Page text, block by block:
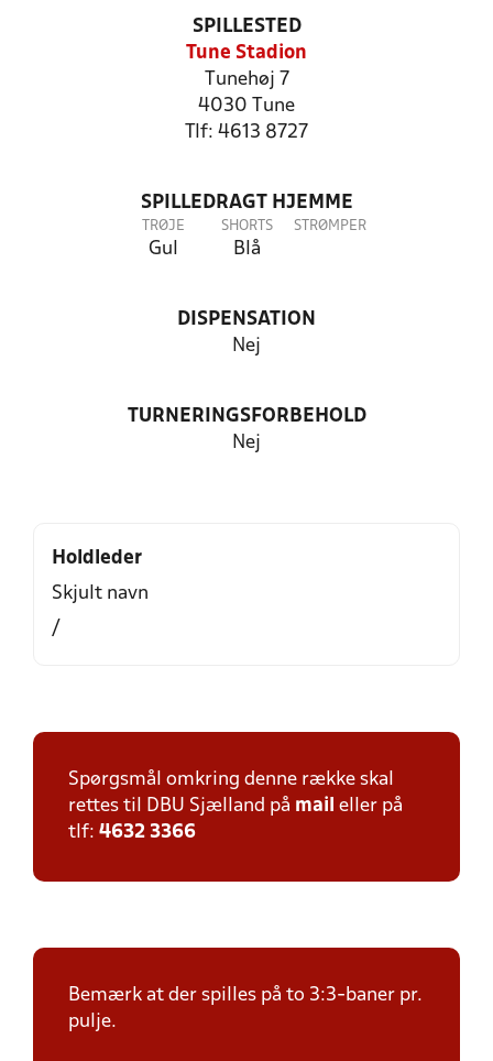
SPILLESTED
Tune Stadion
Tunehøj 7
4030 Tune
Tlf: 4613 8727
SPILLEDRAGT HJEMME
TRØJE
Gul
SHORTS
Blå
STRØMPER
DISPENSATION
Nej
TURNERINGSFORBEHOLD
Nej
Holdleder
Skjult navn
/
Spørgsmål omkring denne række skal
rettes til DBU Sjælland på mail eller på
tlf: 4632 3366
Bemærk at der spilles på to 3:3-baner pr.
pulje.